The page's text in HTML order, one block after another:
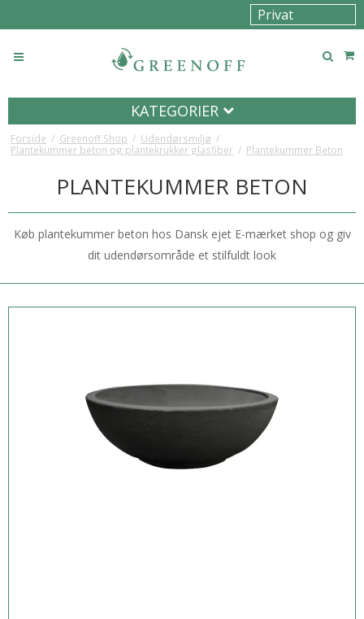
KATEGORIER
Forside / Greenoff Shop / Udendørsmiljø /
Plantekummer beton og plantekrukker glasfiber / Plantekummer Beton
PLANTEKUMMER BETON
Køb plantekummer beton hos Dansk ejet E-mærket shop og giv
dit udendørsområde et stilfuldt look